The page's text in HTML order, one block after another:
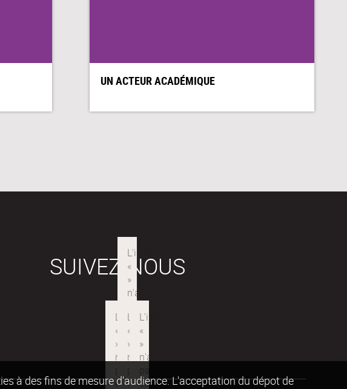
à des fins de mesure d'audience. L'acceptation du dépot de
UN ACTEUR ACADÉMIQUE
SUIVEZ-NOUS